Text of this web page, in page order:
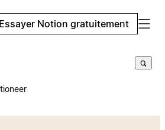
Essayer Notion gratuitement